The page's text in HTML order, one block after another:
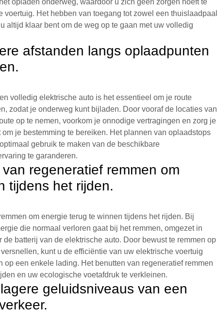
opladen onderweg, waardoor u zich geen zorgen hoeft te
Het hebben van toegang tot zowel een thuislaadpaal
altijd klaar bent om de weg op te gaan met uw volledig
afstanden langs oplaadpunten
volledig elektrische auto is het essentieel om je route
zodat je onderweg kunt bijladen. Door vooraf de locaties van
op te nemen, voorkom je onnodige vertragingen en zorg je
je bestemming te bereiken. Het plannen van oplaadstops
gebruik te maken van de beschikbare
te garanderen.
regeneratief remmen om
tijdens het rijden.
om energie terug te winnen tijdens het rijden. Bij
die normaal verloren gaat bij het remmen, omgezet in
batterij van de elektrische auto. Door bewust te remmen op
kunt u de efficiëntie van uw elektrische voertuig
een enkele lading. Het benutten van regeneratief remmen
en uw ecologische voetafdruk te verkleinen.
geluidsniveaus van een